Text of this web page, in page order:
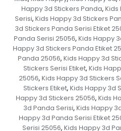
Happy 3d Stickers Panda, Kids
Serisi, Kids Happy 3d Stickers
3d Stickers Panda Serisi Etiket
Panda Serisi 25056, Kids Happy
Happy 3d Stickers Panda Etiket
Panda 25056, Kids Happy 3d
Stickers Serisi Etiket, Kids
25056, Kids Happy 3d Stickers
Stickers Etiket, Kids Happy 3d
Happy 3d Stickers 25056, Kids
3d Panda Serisi, Kids Happy
Happy 3d Panda Serisi Etiket
Serisi 25056, Kids Happy 3d